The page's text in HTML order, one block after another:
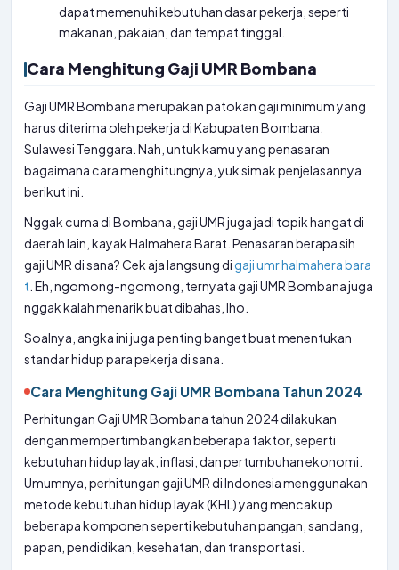
dapat memenuhi kebutuhan dasar pekerja, seperti
makanan, pakaian, dan tempat tinggal.
Cara Menghitung Gaji UMR Bombana
Gaji UMR Bombana merupakan patokan gaji minimum yang
harus diterima oleh pekerja di Kabupaten Bombana,
Sulawesi Tenggara. Nah, untuk kamu yang penasaran
bagaimana cara menghitungnya, yuk simak penjelasannya
berikut ini.
Nggak cuma di Bombana, gaji UMR juga jadi topik hangat di
daerah lain, kayak Halmahera Barat. Penasaran berapa sih
gaji UMR di sana? Cek aja langsung di gaji umr halmahera bara
t . Eh, ngomong-ngomong, ternyata gaji UMR Bombana juga
nggak kalah menarik buat dibahas, lho.
Soalnya, angka ini juga penting banget buat menentukan
standar hidup para pekerja di sana.
Cara Menghitung Gaji UMR Bombana Tahun 2024
Perhitungan Gaji UMR Bombana tahun 2024 dilakukan
dengan mempertimbangkan beberapa faktor, seperti
kebutuhan hidup layak, inflasi, dan pertumbuhan ekonomi.
Umumnya, perhitungan gaji UMR di Indonesia menggunakan
metode kebutuhan hidup layak (KHL) yang mencakup
beberapa komponen seperti kebutuhan pangan, sandang,
papan, pendidikan, kesehatan, dan transportasi.